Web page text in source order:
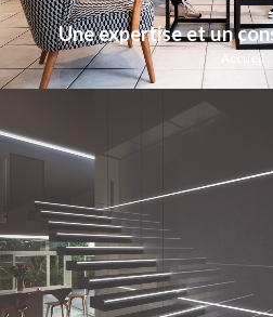
Une expertise et un
Accueil